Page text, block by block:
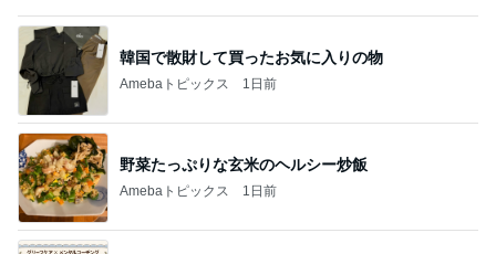
韓国で散財して買ったお気に入りの物
Amebaトピックス 1日前
野菜たっぷりな玄米のヘルシー炒飯
Amebaトピックス 1日前